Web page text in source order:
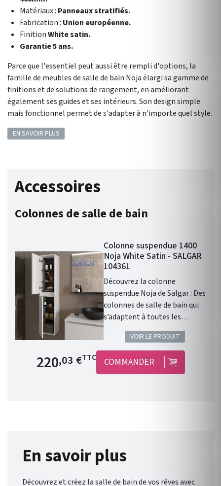
Matériaux : Panneaux stratifiés.
Fabrication : Union européenne.
FinitionWhite satin.
Garantie 5 ans.
Parce que l'essentiel peut aussi être rempli d'options, la
famille de meubles de salle de bain Noja élargi sa gamme de
finitions et de solutions de rangement, en améliorant
également ses guides et ses intérieurs. Son design simple
mais fonctionnel permet de s'adapter à n'importe quel style.
EN SAVOIR PLUS
Accessoires
Colonnes de salle de bain
Colonne suspendue 1400
Noja White Satin - SALGAR
104361
Découvrez la colonne
suspendue Noja de Salgar : Des
colonnes de salle de bain qui
s’adaptent à toutes les
configurations ! Colonne
NOJA WHITE SATIN. Gamme:
NOJA . Finition: White Gloss . 2
portes . Fermeture amortie.
Meuble suspendu . Chants du
5 ans. Liberté et flexibilité :
Noja , de Salgar , vous offre un
une salle de bain qui vous
VOIR LE PRODUIT
Prix de base
220,03 €TTC COMMANDER
En savoir plus
Découvrez et créez la salle de bain de vos rêves avec